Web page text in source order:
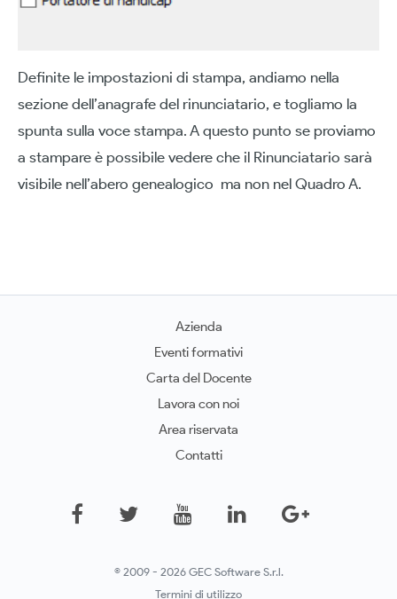
Definite le impostazioni di stampa, andiamo nella
sezione dell’anagrafe del rinunciatario, e togliamo la
spunta sulla voce stampa. A questo punto se proviamo
a stampare è possibile vedere che il Rinunciatario sarà
visibile nell’abero genealogico ma non nel Quadro A.
Azienda
Eventi formativi
Carta del Docente
Lavora con noi
Area riservata
Contatti
© 2009 - 2026 GEC Software S.r.l.
Termini di utilizzo